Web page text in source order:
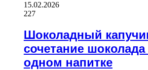
15.02.2026
227
Шоколадный
сочетание
одном напитке